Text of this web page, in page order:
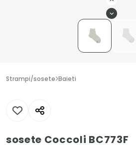
Strampi/sosete Baieti
sosete Coccoli BC773F